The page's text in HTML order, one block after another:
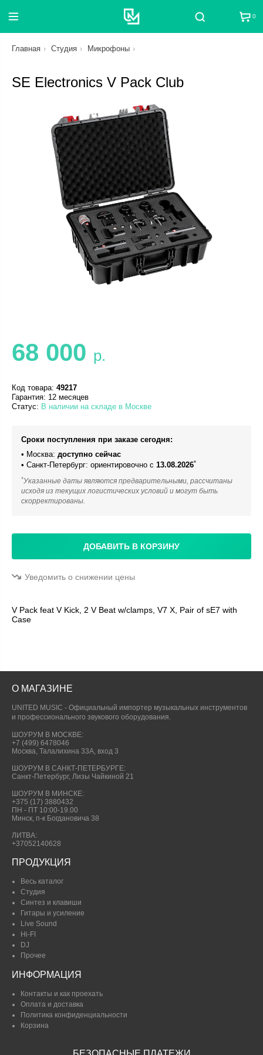
Поиск 0
Главная Студия Микрофоны
SE Electronics V Pack Club
68 000 р.
Код товара: 49217
Гарантия: 12 месяцев
Статус: В наличии на складе в Москве
Сроки поступления при заказе сегодня:
• Москва: доступно сейчас
• Санкт-Петербург: ориентировочно с 13.08.2026*
*Указанные даты являются предварительными, рассчитаны
исходя из текущих логистических условий и могут быть
скорректированы.
ДОБАВИТЬ В КОРЗИНУ
Уведомить о снижении цены
V Pack feat V Kick, 2 V Beat w/clamps, V7 X, Pair of sE7 with
Case
О МАГАЗИНЕ
UNITED MUSIC - Официальный импортер музыкальных инструментов
и профессионального звукового оборудования.
ШОУРУМ В МОСКВЕ:
+7 (499) 6478046
Москва, Талалихина 33А, вход 3
ШОУРУМ В САНКТ-ПЕТЕРБУРГЕ:
Санкт-Петербург, Лизы Чайкиной 21
ШОУРУМ В МИНСКЕ:
+375 (17) 3880432
ПН - ПТ 10:00-19.00
Минск, п-к Богдановича 38
ЛИТВА:
+37052140628
ПРОДУКЦИЯ
Весь каталог
Студия
Синтез и клавиши
Гитары и усиление
Live Sound
Hi-FI
DJ
Прочее
ИНФОРМАЦИЯ
Контакты и как проехать
Оплата и доставка
Политика конфиденциальности
Корзина